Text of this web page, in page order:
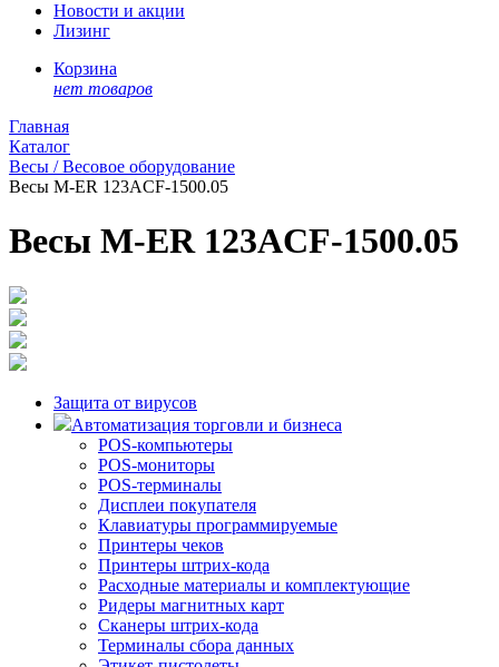
Новости и акции
Лизинг
Корзина
нет товаров
Главная
Каталог
Весы / Весовое оборудование
Весы M-ER 123АCF-1500.05
Весы M-ER 123АCF-1500.05
Защита от вирусов
Автоматизация торговли и бизнеса
POS-компьютеры
POS-мониторы
POS-терминалы
Дисплеи покупателя
Клавиатуры программируемые
Принтеры чеков
Принтеры штрих-кода
Расходные материалы и комплектующие
Ридеры магнитных карт
Сканеры штрих-кода
Терминалы сбора данных